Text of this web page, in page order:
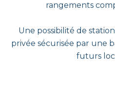
rangements
Une possibilité de
privée sécurisée par une
futurs